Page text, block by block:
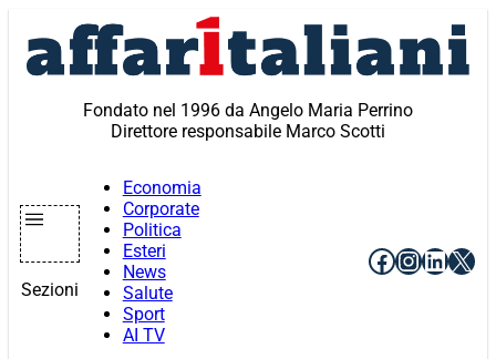
contenuto
Fondato nel 1996 da Angelo Maria Perrino
Direttore responsabile Marco Scotti
Sezioni
Economia
Corporate
Politica
Esteri
News
Salute
Sport
AI TV
Facebook
X